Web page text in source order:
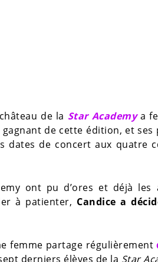
de la Star Academya
de cette édition, et
dates de concert aux quatre
ont pu d’ores et déjà les
à patienter, Candice a
femme partage régulièrement
derniers élèves de la Star